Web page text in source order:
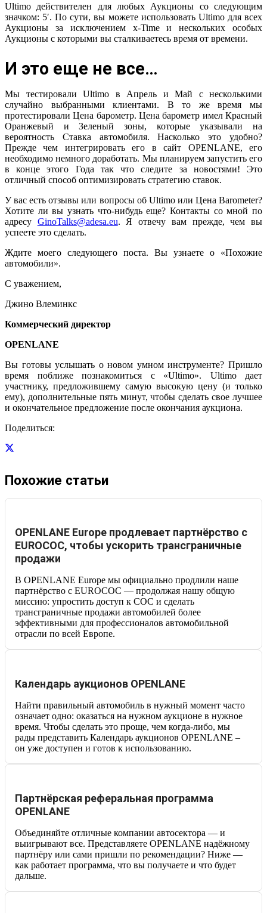
Ultimo действителен для любых Аукционы со следующим
значком: 5′. По сути, вы можете использовать Ultimo для всех
Аукционы за исключением x-Time и нескольких особых
Аукционы с которыми вы сталкиваетесь время от времени.
И это еще не все…
Мы тестировали Ultimo в Апрель и Май с несколькими
случайно выбранными клиентами. В то же время мы
протестировали Цена барометр. Цена барометр имел Красный
Оранжевый и Зеленый зоны, которые указывали на
вероятность Ставка автомобиля. Насколько это удобно?
Прежде чем интегрировать его в сайт OPENLANE, его
необходимо немного доработать. Мы планируем запустить его
в конце этого Года так что следите за новостями! Это
отличный способ оптимизировать стратегию ставок.
У вас есть отзывы или вопросы об Ultimo или Цена Barometer?
Хотите ли вы узнать что-нибудь еще? Контакты со мной по
адресу GinoTalks@adesa.eu. Я отвечу вам прежде, чем вы
успеете это сделать.
Ждите моего следующего поста. Вы узнаете о «Похожие
автомобили».
С уважением,
Джино Влеминкс
Коммерческий директор
OPENLANE
Вы готовы услышать о новом умном инструменте? Пришло
время поближе познакомиться с «Ultimo». Ultimo дает
участнику, предложившему самую высокую цену (и только
ему), дополнительные пять минут, чтобы сделать свое лучшее
и окончательное предложение после окончания аукциона.
Поделиться:
Похожие статьи
OPENLANE Europe продлевает партнёрство с
EUROCOC, чтобы ускорить трансграничные
продажи
В OPENLANE Europe мы официально продлили наше
партнёрство с EUROCOC — продолжая нашу общую
миссию: упростить доступ к COC и сделать
трансграничные продажи автомобилей более
эффективными для профессионалов автомобильной
отрасли по всей Европе.
Календарь аукционов OPENLANE
Найти правильный автомобиль в нужный момент часто
означает одно: оказаться на нужном аукционе в нужное
время. Чтобы сделать это проще, чем когда-либо, мы
рады представить Календарь аукционов OPENLANE –
он уже доступен и готов к использованию.
Партнёрская реферальная программа
OPENLANE
Объединяйте отличные компании автосектора — и
выигрывают все. Представляете OPENLANE надёжному
партнёру или сами пришли по рекомендации? Ниже —
как работает программа, что вы получаете и что будет
дальше.